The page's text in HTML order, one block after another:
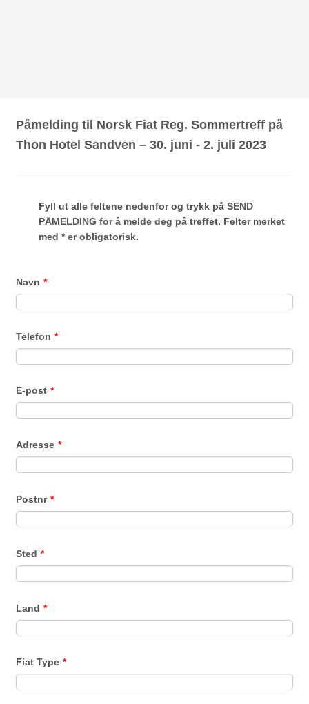
Påmelding til Norsk Fiat Reg. Sommertreff på
Thon Hotel Sandven – 30. juni - 2. juli 2023
Fyll ut alle feltene nedenfor og trykk på SEND
PÅMELDING for å melde deg på treffet. Felter merket
med * er obligatorisk.
Navn *
Telefon *
E-post *
Adresse *
Postnr *
Sted *
Land *
Fiat Type *